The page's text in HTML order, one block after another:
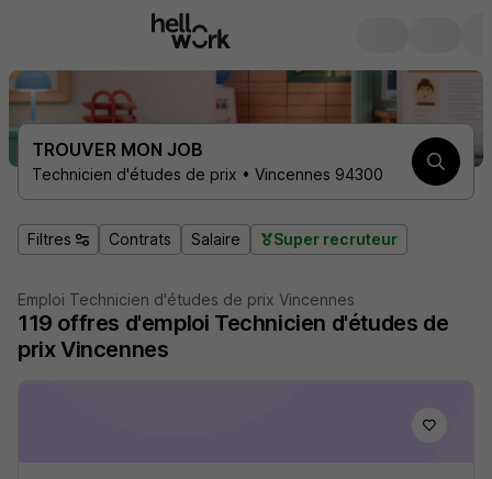
TROUVER MON JOB
Technicien d'études de prix • Vincennes 94300
Filtres Contrats Salaire Super recruteur
Emploi Technicien d'études de prix Vincennes
119 offres d'emploi Technicien d'études de
prix Vincennes